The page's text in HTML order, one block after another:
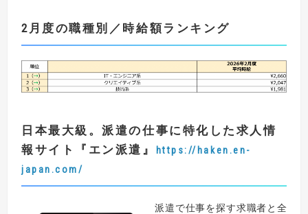
2月度の職種別／時給額ランキング
日本最大級。派遣の仕事に特化した求人情
報サイト
『 エン派遣 』
https://haken.en-
japan.com/
派遣で仕事を探す求職者と全